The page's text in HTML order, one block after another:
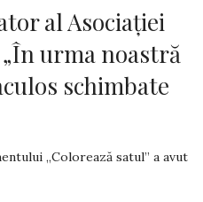
al Asociației
„În urma noastră
schimbate
„Colorează satul” a avut